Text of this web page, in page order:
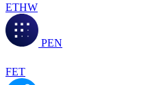
ETHW
PEN
FET